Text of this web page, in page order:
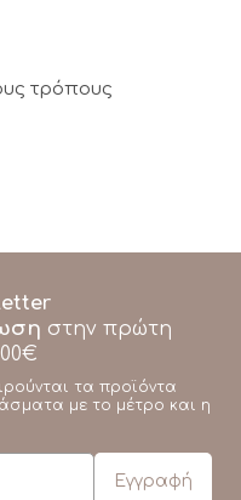
τρόπους
στην πρώτη
τα προϊόντα
με το μέτρο και η